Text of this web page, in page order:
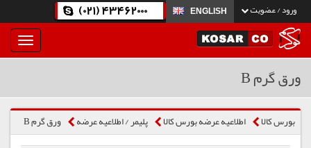
ورود / عضویت ENGLISH
(021) 43462000
بار
و
ورق گرم B
بورس کالا اطلاعیه عرضه بورس کالا پلیمر / اطلاعیه عرضه ورق گرم B